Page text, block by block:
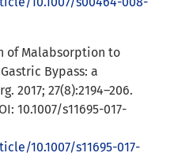
of Malabsorption to
Bypass: a
2017; 27(8):2194–206.
10.1007/s11695-017-
10.1007/s11695-017-